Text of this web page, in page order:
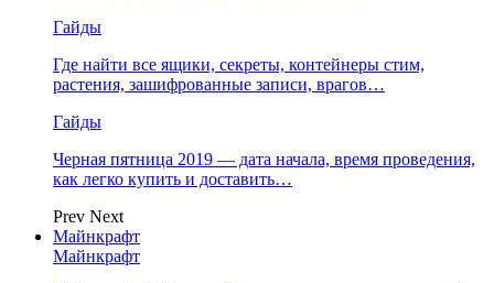
Гайды
Где найти все ящики, секреты, контейнеры стим,
растения, зашифрованные записи, врагов…
Гайды
Черная пятница 2019 — дата начала, время проведения,
как легко купить и доставить…
Prev Next
Майнкрафт
Майнкрафт